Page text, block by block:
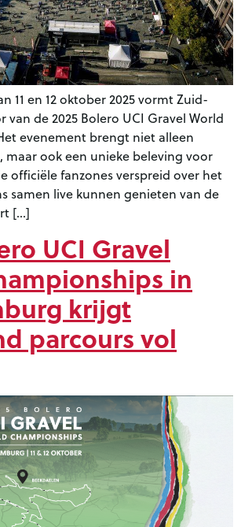
11 en 12 oktober 2025 vormt Zuid-
van de 2025 Bolero UCI Gravel World
evenement brengt niet alleen
maar ook een unieke beleving voor
officiële fanzones verspreid over het
samen live kunnen genieten van de
[…]
UCI Gravel
in
krijgt
parcours vol